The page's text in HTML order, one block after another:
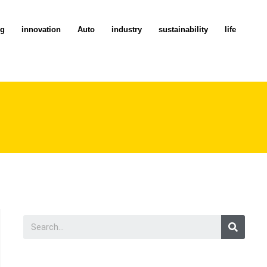
innovation Auto industry sustainability life